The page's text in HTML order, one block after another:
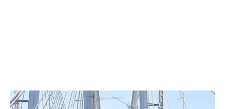
الرئيس عبد الفتاح السيسي يفتتح محور روض الفرج